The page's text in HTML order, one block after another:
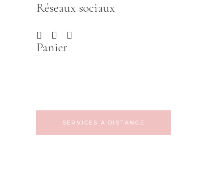
Réseaux sociaux
Panier
SERVICES À DISTANCE